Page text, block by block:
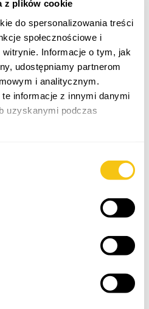
z plików cookie
do spersonalizowania treści
społecznościowe i
Informacje o tym, jak
udostępniamy partnerom
i analitycznym.
informacje z innymi danymi
uzyskanymi podczas